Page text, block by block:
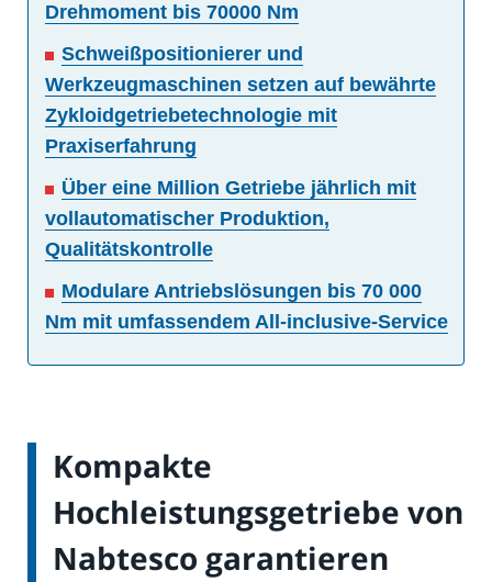
Drehmoment bis 70000 Nm
Schweißpositionierer und
Werkzeugmaschinen setzen auf bewährte
Zykloidgetriebetechnologie mit
Praxiserfahrung
Über eine Million Getriebe jährlich mit
vollautomatischer Produktion,
Qualitätskontrolle
Modulare Antriebslösungen bis 70 000
Nm mit umfassendem All-inclusive-Service
Kompakte
Hochleistungsgetriebe von
Nabtesco garantieren